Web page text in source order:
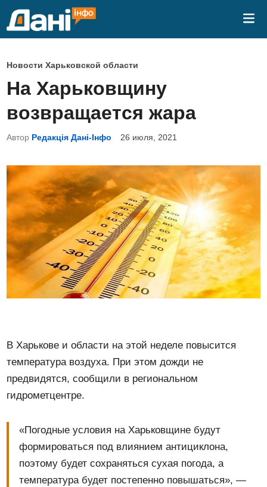
О
п
у
б
к
о
в
а
о
в
Новости Харьковской области
На Харьковщину
возвращается жара
Автор Редакція Дані-Інфо 26 июля, 2021
В Харькове и области на этой неделе повысится
температура воздуха. При этом дожди не
предвидятся, сообщили в региональном
гидрометцентре.
«Погодные условия на Харьковщине будут
формироваться под влиянием антициклона,
поэтому будет сохраняться сухая погода, а
температура будет постепенно повышаться», —